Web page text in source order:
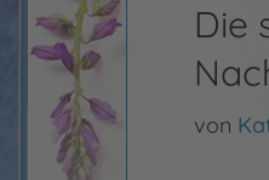
Die
von